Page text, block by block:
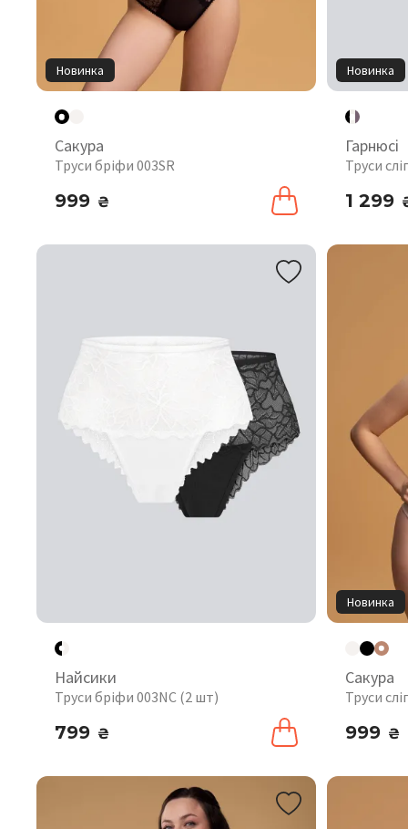
Новинка
Сакура
Труси бріфи 003SR
999 ₴
Новинка
Гарнюсі
Труси
1 299
Найсики
Труси бріфи 003NC (2 шт)
799 ₴
Новинка
Сакура
Труси
999 ₴